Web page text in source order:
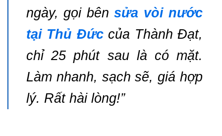
ngày, gọi bênsửa vòi nước
tại Thủ Đứccủa Thành Đạt,
chỉ 25 phút sau là có mặt.
Làm nhanh, sạch sẽ, giá hợp
lý. Rất hài lòng!”